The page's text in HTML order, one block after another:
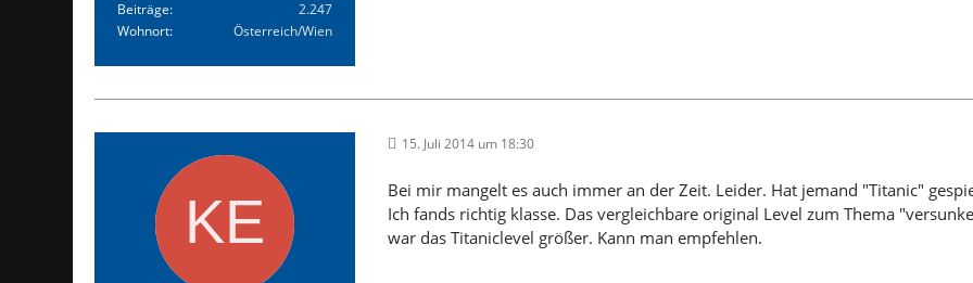
Beiträge
2.247
Wohnort
Österreich/Wien
15. Juli 2014 um 18:30
Bei mir mangelt es auch immer an der Zeit. Leider. Hat jemand "Titanic"
Ich fands richtig klasse. Das vergleichbare original Level zum Thema
war das Titaniclevel größer. Kann man empfehlen.